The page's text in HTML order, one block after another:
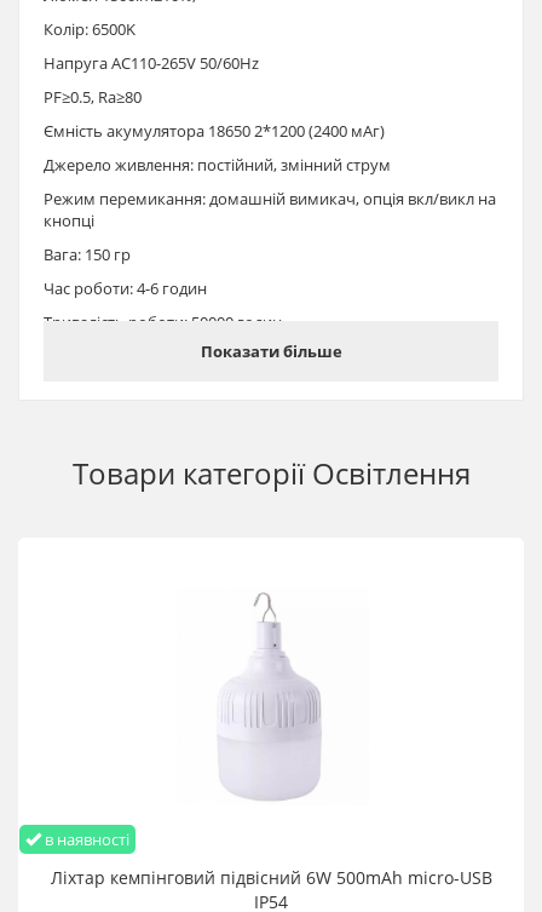
Колір: 6500K
Напруга AC110-265V 50/60Hz
PF≥0.5, Ra≥80
Ємність акумулятора 18650 2*1200 (2400 мАг)
Джерело живлення: постійний, змінний струм
Режим перемикання: домашній вимикач, опція вкл/викл на
кнопці
Вага: 150 гр
Час роботи: 4-6 годин
Тривалість роботи: 50000 годин
Показати більше
Товари категоріїОсвітлення
в наявності
Ліхтар кемпінговий підвісний 6W 500mАh micro-USB
IP54